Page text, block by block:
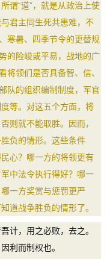
谓“道”，就是从政治上使
君主同生死共患难，不
寒暑、四季节令的更替规
的险峻或平易，战地的广
将领们是否具备智、信、
队的组织编制制度，军官
等。对这五个方面，将
则就不能取胜。因而，
负的情形。这些条件
心？哪一方的将领更有
中法令执行得好？哪一
一方奖赏与惩罚更严
道战争胜负的情形了。
，用之必败，去之。
利而制权也。